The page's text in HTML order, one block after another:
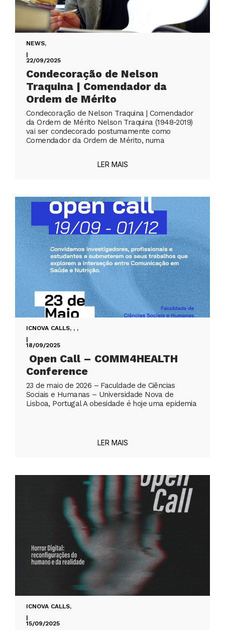
NEWS,
|
22/09/2025
Condecoração de Nelson
Traquina | Comendador da
Ordem de Mérito
Condecoração de Nelson Traquina | Comendador
da Ordem de Mérito Nelson Traquina (1948-2019)
vai ser condecorado postumamente como
Comendador da Ordem de Mérito, numa
LER MAIS
ICNOVA CALLS, , ,
|
18/09/2025
Open Call – COMM4HEALTH
Conference
23 de maio de 2026 – Faculdade de Ciências
Sociais e Humanas – Universidade Nova de
Lisboa, Portugal A obesidade é hoje uma epidemia
LER MAIS
ICNOVA CALLS,
|
15/09/2025